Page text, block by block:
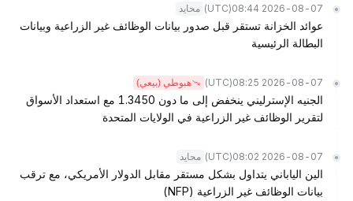
2026-08-07 08:44
(UTC) محايد
عوائد الخزانة تستقر قبل صدور بيانات الوظائف غير الزراعية وبيانات
البطالة الرئيسية
2026-08-07 08:25
(UTC) هبوطي (بيعي)
الجنيه الإسترليني ينخفض إلى ما دون 1.3450 مع استعداد الأسواق
لتقرير الوظائف غير الزراعية في الولايات المتحدة
2026-08-07 08:02
(UTC) محايد
الين الياباني يتداول بشكل مستقر مقابل الدولار الأمريكي، مع ترقب
بيانات الوظائف غير الزراعية (NFP)